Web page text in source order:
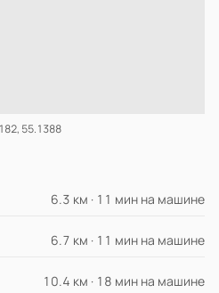
55.1388
6.3 км · 11 мин на машине
6.7 км · 11 мин на машине
10.4 км · 18 мин на машине